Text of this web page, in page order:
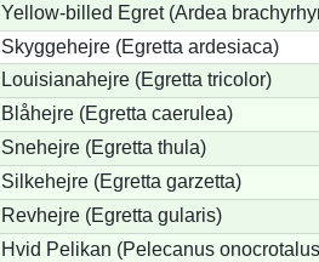
Yellow-billed Egret (Ardea
Skyggehejre (Egretta ardesiaca)
Louisianahejre (Egretta tricolor)
Blåhejre (Egretta caerulea)
Snehejre (Egretta thula)
Silkehejre (Egretta garzetta)
Revhejre (Egretta gularis)
Hvid Pelikan (Pelecanus